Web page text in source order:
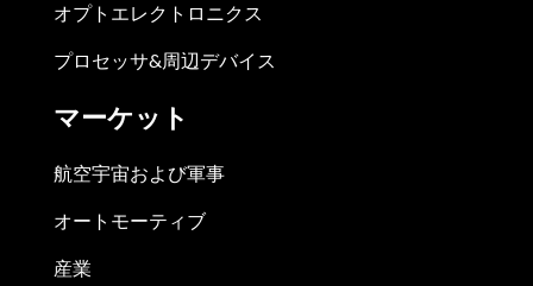
オプトエレクトロニクス
プロセッサ&周辺デバイス
マーケット
航空宇宙および軍事
オートモーティブ
産業